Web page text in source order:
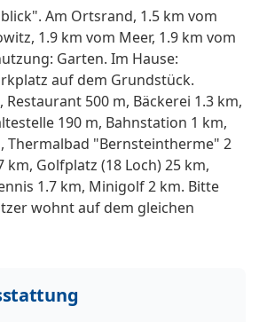
Am Ortsrand, 1.5 km vom
1.9 km vom Meer, 1.9 km vom
Garten. Im Hause:
auf dem Grundstück.
500 m, Bäckerei 1.3 km,
190 m, Bahnstation 1 km,
Thermalbad "Bernsteintherme" 2
km, Golfplatz (18 Loch) 25 km,
1.7 km, Minigolf 2 km. Bitte
wohnt auf dem gleichen